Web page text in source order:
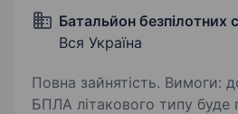
Батальйон
Вся Україна
Повна зайнятість. Вимоги: досвід керування
БПЛА літакового типу буде